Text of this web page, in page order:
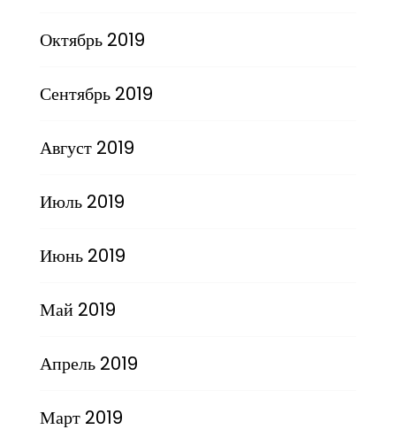
Октябрь 2019
Сентябрь 2019
Август 2019
Июль 2019
Июнь 2019
Май 2019
Апрель 2019
Март 2019